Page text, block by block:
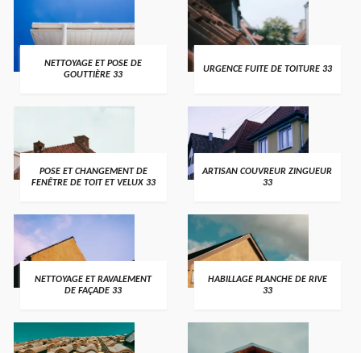
NETTOYAGE ET POSE DE
GOUTTIÈRE 33
URGENCE FUITE DE TOITURE 33
POSE ET CHANGEMENT DE
FENÊTRE DE TOIT ET VELUX 33
ARTISAN COUVREUR ZINGUEUR
33
NETTOYAGE ET RAVALEMENT
DE FAÇADE 33
HABILLAGE PLANCHE DE RIVE
33